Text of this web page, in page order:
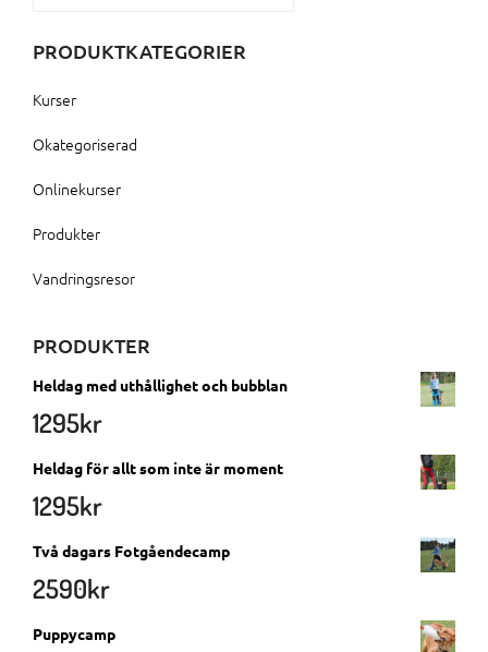
PRODUKTKATEGORIER
Kurser
Okategoriserad
Onlinekurser
Produkter
Vandringsresor
PRODUKTER
Heldag med uthållighet och bubblan
1295kr
Heldag för allt som inte är moment
1295kr
Två dagars Fotgåendecamp
2590kr
Puppycamp